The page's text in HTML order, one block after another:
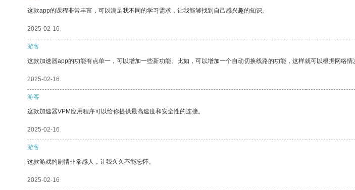
这款app的课程非常丰富，可以满足我不同的学习需求，让我能够找到自己感兴趣的知识。
2025-02-16
游客
这款加速器app的功能有点单一，可以增加一些新功能。比如，可以增加一个自动切换线路的功能，这样就可以根据网络情
2025-02-16
游客
这款加速器VPM应用程序可以给你提供最高速度和安全性的连接。
2025-02-16
游客
这款游戏的剧情非常感人，让我久久不能忘怀。
2025-02-16